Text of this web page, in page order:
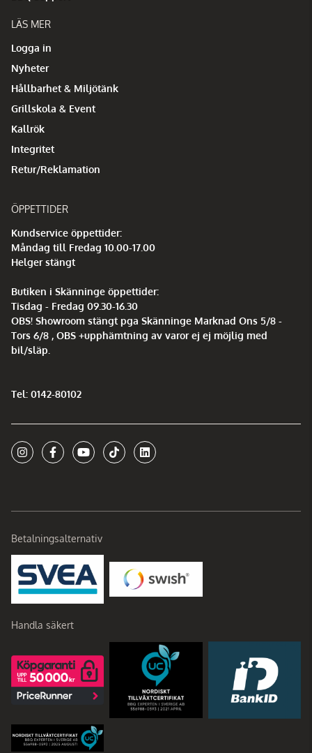
LÄS MER
Logga in
Nyheter
Hållbarhet & Miljötänk
Grillskola & Event
Kallrök
Integritet
Retur/Reklamation
ÖPPETTIDER
Kundservice öppettider:
Måndag till Fredag 10.00-17.00
Helger stängt
Butiken i Skänninge öppettider:
Tisdag - Fredag 09.30-16.30
OBS! Showroom stängt pga Skänninge Marknad Ons 5/8 -
Tors 6/8 , OBS +upphämtning av varor ej ej möjlig med
bil/släp.
Tel: 0142-80102
Betalningsalternativ
Handla säkert